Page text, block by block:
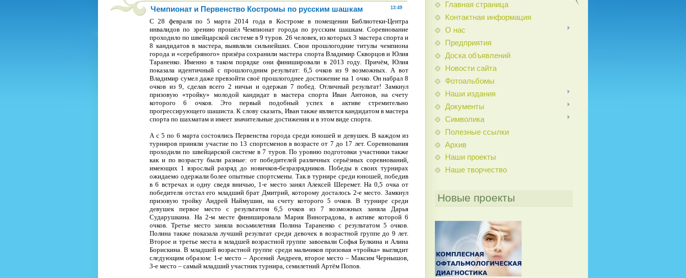
13:49
Чемпионат и Первенство Костромы по русским шашкам
С 28 февраля по 5 марта 2014 года в Костроме в помещении Библиотеки-Центра
инвалидов по зрению прошёл Чемпионат города по русским шашкам. Соревнование
проходило по швейцарской системе в 9 туров. 26 человек, из которых 3 мастера спорта и
8 кандидатов в мастера, выявляли сильнейших. Свои прошлогодние титулы чемпиона
города и «серебряного» призёра сохранили мастера спорта Владимир Скворцов и Юлия
Тараненко. Именно в таком порядке они финишировали в 2013 году. Причём, Юлия
показала идентичный с прошлогодним результат: 6,5 очков из 9 возможных. А вот
Владимир сумел даже превзойти своё прошлогоднее достижение на 1 очко. Он набрал 8
очков из 9, сделав всего 2 ничьи и одержав 7 побед. Отличный результат! Замкнул
призовую «тройку» молодой кандидат в мастера спорта Иван Антонов, на счету
которого 6 очков. Это первый подобный успех в активе стремительно
прогрессирующего шашиста. К слову сказать, Иван также является кандидатом в мастера
спорта по шахматам и имеет значительные достижения и в этом виде спорта.
А с 5 по 6 марта состоялись Первенства города среди юношей и девушек. В каждом из
турниров приняли участие по 13 спортсменов в возрасте от 7 до 17 лет. Соревнования
проходили по швейцарской системе в 7 туров. По уровню подготовки участники также
как и по возрасту были разные: от победителей различных серьёзных соревнований,
имеющих 1 взрослый разряд до новичков-безразрядников. Победы в своих турнирах
ожидаемо одержали более опытные спортсмены. Так в турнире среди юношей, победив
в 6 встречах и одну сведя вничью, 1-е место занял Алексей Шеремет. На 0,5 очка от
победителя отстал его младший брат Дмитрий, которому досталось 2-е место. Замкнул
призовую тройку Андрей Наймушин, на счету которого 5 очков. В турнире среди
девушек первое место с результатом 6,5 очков из 7 возможных заняла Дарья
Сударушкина. На 2-м месте финишировала Мария Виноградова, в активе которой 6
очков. Третье место заняла восьмилетняя Полина Тараненко с результатом 5 очков.
Полина также показала лучший результат среди девочек в возрастной группе до 9 лет.
Второе и третье места в младшей возрастной группе завоевали Софья Булкина и Алина
Борискина. В младшей возрастной группе среди мальчиков призовая «тройка» выглядит
следующим образом: 1-е место – Арсений Андреев, второе место – Максим Чернышов,
3-е место – самый младший участник турнира, семилетний Артём Попов.
Главная страница
Контактная информация
О нас
Предприятия
Доска объявлений
Новости сайта
Фотоальбомы
Наши издания
Документы
Символика
Полезные ссылки
Архив
Наши проекты
Наше творчество
Новые проекты